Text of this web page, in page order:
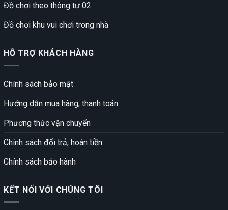
Đồ chơi theo thông tư 02
Đồ chơi khu vui chơi trong nhà
HỖ TRỢ KHÁCH HÀNG
Chính sách bảo mật
Hướng dẫn mua hàng, thanh toán
Phương thức vận chuyển
Chính sách đổi trả, hoàn tiền
Chính sách bảo hành
KẾT NỐI VỚI CHÚNG TÔI